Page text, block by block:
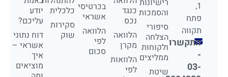
1,
פתח
תקווה
התקשרו
-
03-
רישיונות
והסמכות
סיפורי
הצלחה
ולקוחות
ממליצים
שיטת
כנגד
נכס
הלוואה
מקרן
הלוואות
לפי
בכרטיסי
אשראי
הלוואה
לפי
סכום
כלכלית
סקירות
שוק
יודע
עליכם?
דוח נתוני
אשראי –
איך
מוציאים